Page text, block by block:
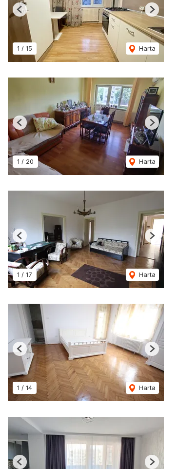
1 / 15 Harta
Previous Next
1 / 20 Harta
Previous Next
1 / 17 Harta
Previous Next
1 / 14 Harta
Previous Next
Previous Next